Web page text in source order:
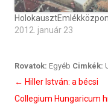
2012. január 23
Rovatok: Egyéb Cimkék:
Bejegyzés
navigáció
← Hiller István: a bécsi
Collegium Hungaricum